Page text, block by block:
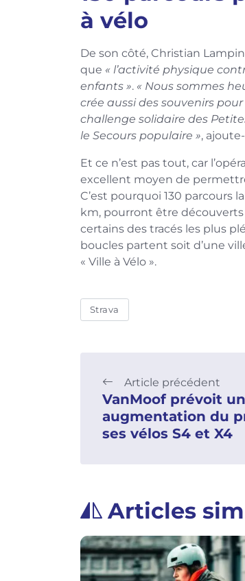
à vélo
De son côté, Christian
que « l’activité physique
enfants ». « Nous sommes
crée aussi des souvenirs
challenge solidaire des
le Secours populaire »,
Et ce n’est pas tout, car
excellent moyen de
C’est pourquoi 130 parcours
km, pourront être
certains des tracés les plus
boucles partent soit d’une
« Ville à Vélo ».
Strava
Article précédent
VanMoof prévoit
augmentation du
ses vélos S4 et X4
Articles